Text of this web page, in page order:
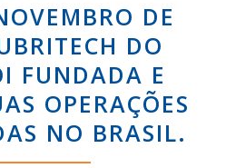
DE
DO
FUNDADA E
OPERAÇÕES
NO BRASIL.